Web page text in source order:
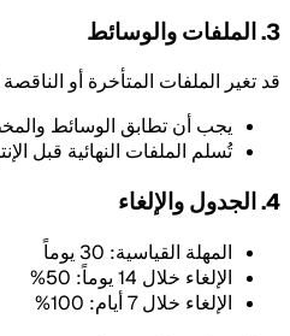
3. الملفات والوسائط
قد تغير الملفات المتأخرة أو
يجب أن تطابق الوسائط
تُسلم الملفات النهائية قبل الإنتاج بـ14 يوماً
4. الجدول والإلغاء
المهلة القياسية: 30 يوماً
الإلغاء خلال 14 يوماً: 50%
الإلغاء خلال 7 أيام: 100%